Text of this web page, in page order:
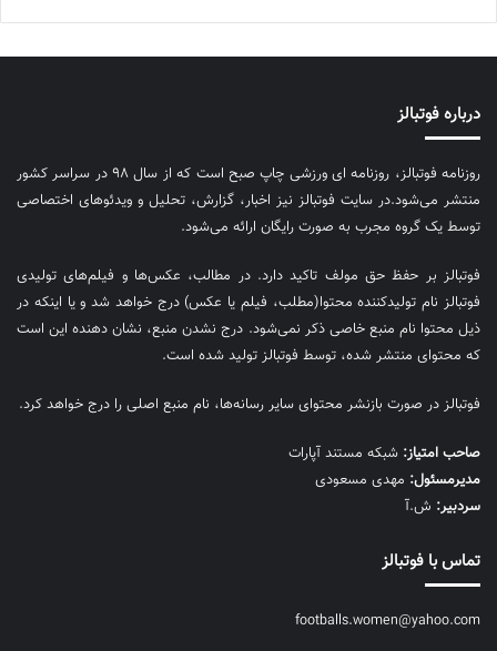
درباره فوتبالز
روزنامه فوتبالز، روزنامه ای ورزشی چاپ صبح است که از سال ۹۸ در سراسر کشور
منتشر می‌شود.در سایت فوتبالز نیز اخبار، گزارش، تحلیل و ویدئوهای اختصاصی
توسط یک گروه مجرب به صورت رایگان ارائه می‌شود.
فوتبالز بر حفظ حق مولف تاکید دارد. در مطالب، عکس‌ها و فیلم‌های تولیدی
فوتبالز نام تولیدکننده محتوا(مطلب، فیلم یا عکس) درج خواهد شد و یا اینکه در
ذیل محتوا نام منبع خاصی ذکر نمی‌‎شود. درج نشدن منبع، نشان دهنده این است
که محتوای منتشر شده، توسط فوتبالز تولید شده است.
فوتبالز در صورت بازنشر محتوای سایر رسانه‌ها، نام منبع اصلی را درج خواهد کرد.
صاحب امتیاز: شبکه مستند آپارات
مديرمسئول: مهدی مسعودی
سردبیر: ش.آ
تماس با فوتبالز
footballs.women@yahoo.com